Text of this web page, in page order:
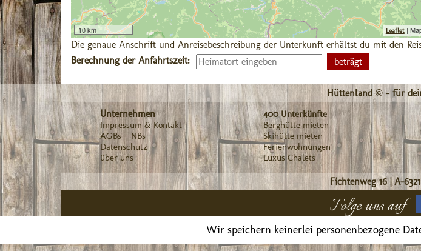
10 km Leaflet|
Die genaue Anschrift und Anreisebeschreibung der Unterkunft erhältst du mit den
Berechnung der Anfahrtszeit:
Hüttenland © - für
Unternehmen
Impressum & Kontakt
AGBs
NBs
Datenschutz
über uns
400 Unterkünfte
Berghütte mieten
Skihütte mieten
Ferienwohnungen
Luxus Chalets
Fichtenweg 16|A-6321
Folge uns auf
Wir speichern keinerlei personenbezogene